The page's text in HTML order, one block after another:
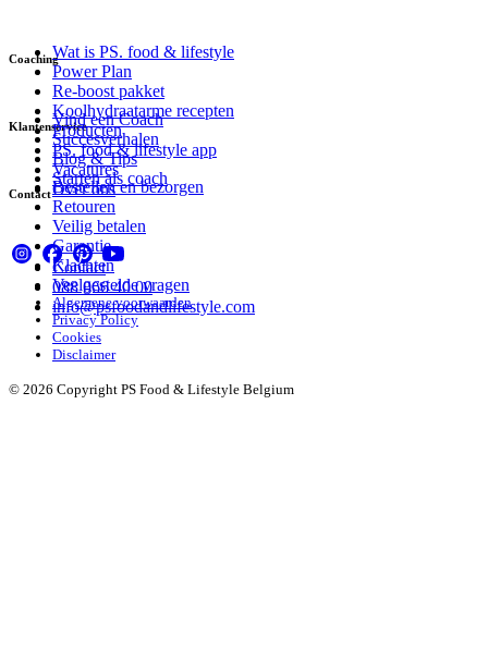
Wat is PS. food & lifestyle
Power Plan
Re-boost pakket
Koolhydraatarme recepten
Producten
PS. food & lifestyle app
Vacatures
Over ons
Coaching
Vind een Coach
Succesverhalen
Blog & Tips
Starten als coach
Klantenservice
Bestellen en bezorgen
Retouren
Veilig betalen
Garantie
Klachten
Veelgestelde vragen
Contact
Contact
088 066 40 00
info@psfoodandlifestyle.com
Algemene voorwaarden
Privacy Policy
Cookies
Disclaimer
© 2026 Copyright PS Food & Lifestyle Belgium